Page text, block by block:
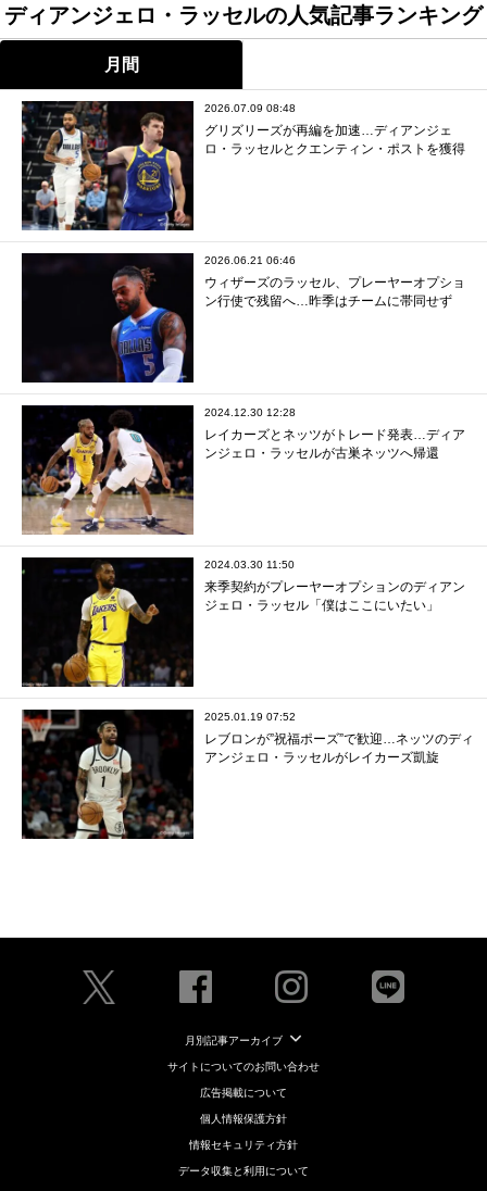
ディアンジェロ・ラッセルの人気記事ランキング
月間
2026.07.09 08:48
グリズリーズが再編を加速…ディアンジェ
ロ・ラッセルとクエンティン・ポストを獲得
2026.06.21 06:46
ウィザーズのラッセル、プレーヤーオプショ
ン行使で残留へ…昨季はチームに帯同せず
2024.12.30 12:28
レイカーズとネッツがトレード発表…ディア
ンジェロ・ラッセルが古巣ネッツへ帰還
2024.03.30 11:50
来季契約がプレーヤーオプションのディアン
ジェロ・ラッセル「僕はここにいたい」
2025.01.19 07:52
レブロンが”祝福ポーズ”で歓迎…ネッツのディ
アンジェロ・ラッセルがレイカーズ凱旋
月別記事アーカイブ
サイトについてのお問い合わせ
広告掲載について
個人情報保護方針
情報セキュリティ方針
データ収集と利用について